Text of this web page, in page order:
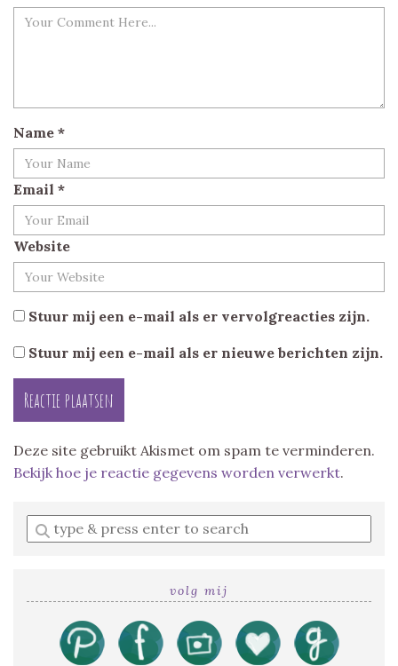
Name *
Email *
Website
Stuur mij een e-mail als er vervolgreacties zijn.
Stuur mij een e-mail als er nieuwe berichten zijn.
Deze site gebruikt Akismet om spam te verminderen.
Bekijk hoe je reactie gegevens worden verwerkt.
Enter
a
volg mij